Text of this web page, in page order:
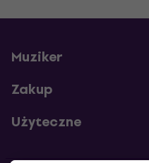
Muziker
Zakup
Użyteczne